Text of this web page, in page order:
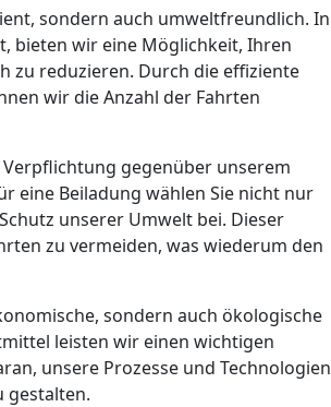
sondern auch umweltfreundlich. In
bieten wir eine Möglichkeit, Ihren
zu reduzieren. Durch die effiziente
wir die Anzahl der Fahrten
gegenüber unserem
eine Beiladung wählen Sie nicht nur
unserer Umwelt bei. Dieser
zu vermeiden, was wiederum den
sondern auch ökologische
leisten wir einen wichtigen
unsere Prozesse und Technologien
gestalten.